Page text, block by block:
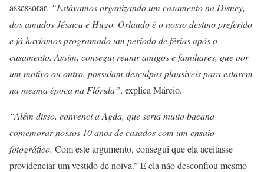
assessorar. “Estávamos organizando um casamento na Disney,
dos amados Jéssica e Hugo. Orlando é o nosso destino preferido
e já havíamos programado um período de férias após o
casamento. Assim, consegui reunir amigos e familiares, que por
um motivo ou outro, possuíam desculpas plausíveis para estarem
na mesma época na Flórida”, explica Márcio.
“Além disso, convenci a Agda, que seria muito bacana
comemorar nossos 10 anos de casados com um ensaio
fotográfico. Com este argumento, consegui que ela aceitasse
providenciar um vestido de noiva.” E ela não desconfiou mesmo